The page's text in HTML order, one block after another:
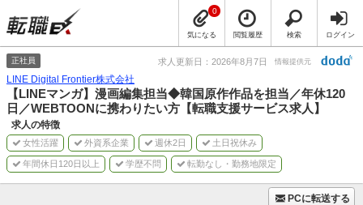
気になる
0
閲覧履歴 検索 ログイン
正社員 求人更新日：2026年8月7日 情報提供元
LINE Digital Frontier株式会社
【LINEマンガ】漫画編集担当◆韓国原作作品を担当／年休120
日／WEBTOONに携わりたい方【転職支援サービス求人】
求人の特徴
女性活躍 外資系企業 週休2日 土日祝休み
年間休日120日以上 学歴不問 転勤なし・勤務地限定
PCに転送する